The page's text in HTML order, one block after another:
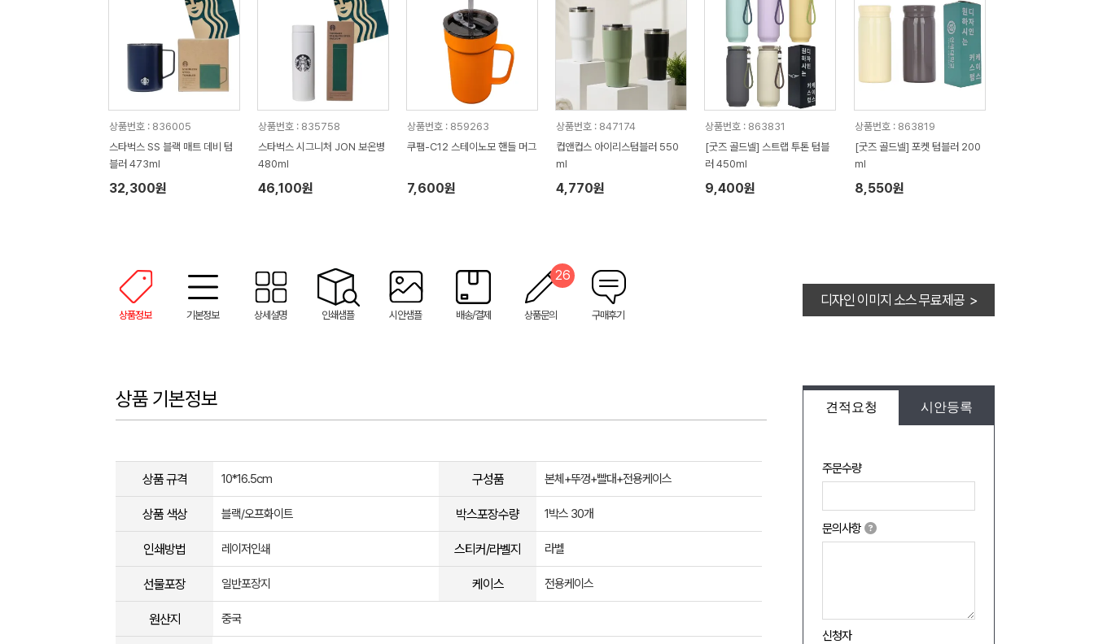
상품번호 : 836005
스타벅스 SS 블랙 매트 데비 텀
블러 473ml
32,300원
상품번호 : 835758
스타벅스 시그니처 JON 보온병
480ml
46,100원
상품번호 : 859263
쿠팸-C12 스테이노모 핸들 머그
7,600원
상품번호 : 847174
컵앤컵스 아이리스텀블러 550
ml
4,770원
상품번호 : 863831
[굿즈 골드넬] 스트랩 투톤 텀블
러 450ml
9,400원
상품번호 : 863819
[굿즈 골드넬] 포켓 텀블러 200
ml
8,550원
상품정보 기본정보 상세설명 인쇄샘플 시안샘플 배송/결제 상품문의
26
구매후기
디자인 이미지 소스 무료제공 >
견적요청 시안등록
주문수량
문의사항
신청자
상품 기본정보
상품 규격 10*16.5cm 구성품 본체+뚜껑+빨대+전용케이스
상품 색상 블랙/오프화이트 박스포장수량 1박스 30개
인쇄방법 레이저인쇄 스티커/라벨지 라벨
선물포장 일반포장지 케이스 전용케이스
원산지 중국